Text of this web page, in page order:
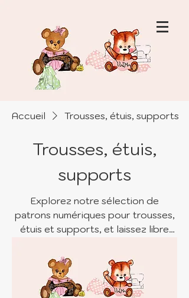
Accueil Trousses, étuis, supports
Trousses, étuis,
supports
Explorez notre sélection de
patrons numériques pour trousses,
étuis et supports, et laissez libre
cherchiez à vous organiser ou à
offrir un cadeau fait main, vous
trouverez le patron parfait ici.